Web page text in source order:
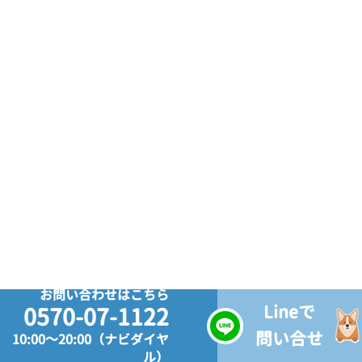
お問い合わせはこちら
0570-07-1122
10:00～20:00（ナビダイヤ
ル）
Lineで
問い合せ